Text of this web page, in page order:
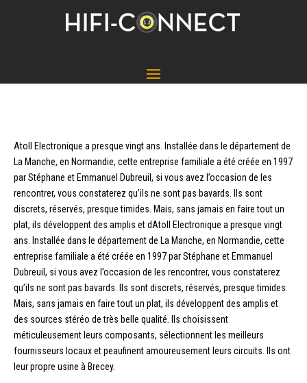
Atoll Electronique a presque vingt ans. Installée dans le département de
La Manche, en Normandie, cette entreprise familiale a été créée en 1997
par Stéphane et Emmanuel Dubreuil, si vous avez l’occasion de les
rencontrer, vous constaterez qu’ils ne sont pas bavards. Ils sont
discrets, réservés, presque timides. Mais, sans jamais en faire tout un
plat, ils développent des amplis et dAtoll Electronique a presque vingt
ans. Installée dans le département de La Manche, en Normandie, cette
entreprise familiale a été créée en 1997 par Stéphane et Emmanuel
Dubreuil, si vous avez l’occasion de les rencontrer, vous constaterez
qu’ils ne sont pas bavards. Ils sont discrets, réservés, presque timides.
Mais, sans jamais en faire tout un plat, ils développent des amplis et
des sources stéréo de très belle qualité. Ils choisissent
méticuleusement leurs composants, sélectionnent les meilleurs
fournisseurs locaux et peaufinent amoureusement leurs circuits. Ils ont
leur propre usine à Brecey.